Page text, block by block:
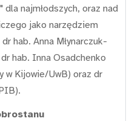
najmłodszych, oraz nad
jako narzędziem
hab. Anna Młynarczuk-
hab. Inna Osadchenko
w Kijowie/UwB) oraz dr